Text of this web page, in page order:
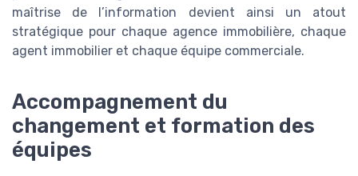
maîtrise de l’information devient ainsi un atout
stratégique pour chaque agence immobilière, chaque
agent immobilier et chaque équipe commerciale.
Accompagnement du
changement et formation des
équipes